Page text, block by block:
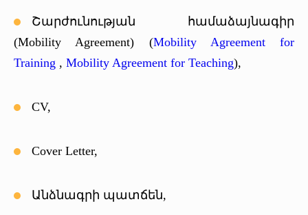
Շարժունության համաձայնագիր
(Mobility Agreement) (Mobility Agreement for
Training , Mobility Agreement for Teaching),
CV,
Cover Letter,
Անձնագրի պատճեն,